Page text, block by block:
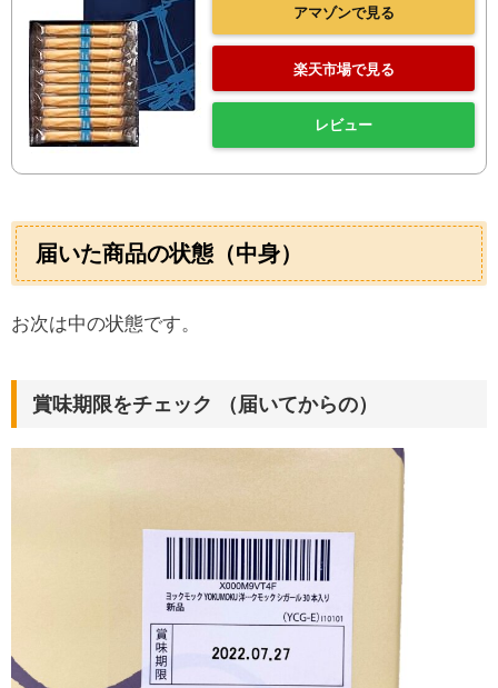
アマゾンで見る
楽天市場で見る
レビュー
届いた商品の状態（中身）
お次は中の状態です。
賞味期限をチェック （届いてからの）